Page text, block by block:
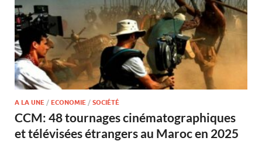
A LA UNE / ECONOMIE / SOCIÉTÉ
CCM: 48 tournages cinématographiques
et télévisées étrangers au Maroc en 2025